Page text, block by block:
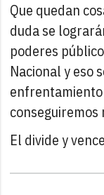
Que quedan
duda se
poderes
Nacional y eso
conseguiremos
El divide y